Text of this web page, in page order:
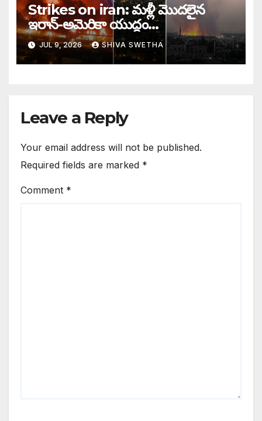
Strikes on iran: మళ్లీ మొదలైన
ఇరాన్-అమెరికా యుద్ధం…
JUL 9, 2026 SHIVA SWETHA
Leave a Reply
Your email address will not be published.
Required fields are marked *
Comment *